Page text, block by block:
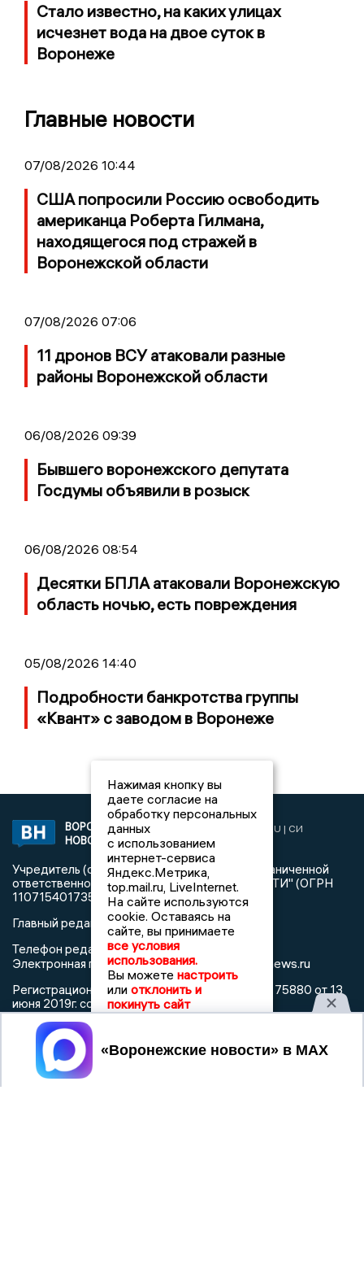
Стало известно, на каких улицах
исчезнет вода на двое суток в
Воронеже
Главные новости
07/08/2026 10:44
США попросили Россию освободить
американца Роберта Гилмана,
находящегося под стражей в
Воронежской области
07/08/2026 07:06
11 дронов ВСУ атаковали разные
районы Воронежской области
06/08/2026 09:39
Бывшего воронежского депутата
Госдумы объявили в розыск
06/08/2026 08:54
Десятки БПЛА атаковали Воронежскую
область ночью, есть повреждения
05/08/2026 14:40
Подробности банкротства группы
«Квант» с заводом в Воронеже
ВОРОНЕЖСКИЕ
НОВОСТИ
2019 © VORONEZHNEWS.RU | СИ
«Воронежские новости»
Учредитель (соучредители): Общество с ограниченной
ответственностью "РЕГИОНАЛЬНЫЕ НОВОСТИ" (ОГРН
1107154017354)
Главный редактор: Пирогов А.А.
Телефон редакции: +7 (473) 262 77 92
Электронная почта редакции:info@voronezhnews.ru
Регистрационный номер: серия Эл № ФС 77 - 75880 от 13
июня 2019г. согласно выписке из реестра
зарегистрированных средств массовой информации
выдана Федеральной службой по надзору в сфере связи,
информационных технологий и массовых коммуникаций
Нажимая кнопку вы
даете согласие на
обработку персональных
данных
с использованием
интернет-сервиса
Яндекс.Метрика,
top.mail.ru, LiveInternet.
На сайте используются
cookie. Оставаясь на
сайте, вы принимаете
все условия
использования.
Вы можете настроить
или отклонить и
покинуть сайт
Принять